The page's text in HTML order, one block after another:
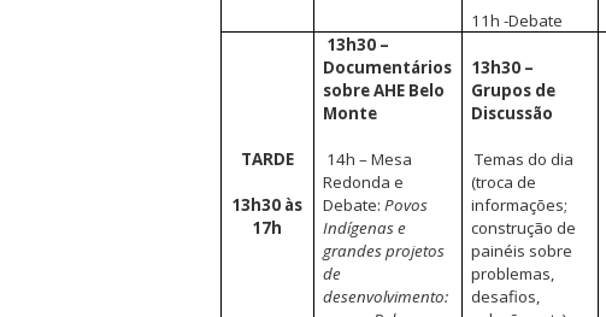
11h -Debate
TARDE
13h30 às
17h
13h30 –
Documentários
sobre AHE Belo
Monte
14h – Mesa
Redonda e
Debate:Povos
Indígenas e
grandes projetos
de
desenvolvimento:
13h30 –
Grupos de
Discussão
Temas do dia
(troca de
informações;
construção de
painéis sobre
problemas,
desafios,